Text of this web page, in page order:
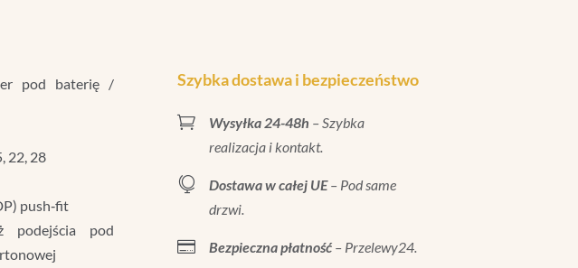
pod baterię /
22, 28
push‑fit
pod
Szybka dostawa i bezpieczeństwo
 Wysyłka 24-48h – Szybka
realizacja i kontakt.
 Dostawa w całej UE– Pod same
drzwi.
 Bezpieczna płatność– Przelewy24.